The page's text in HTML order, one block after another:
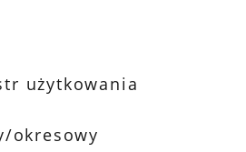
użytkowania
okresowy